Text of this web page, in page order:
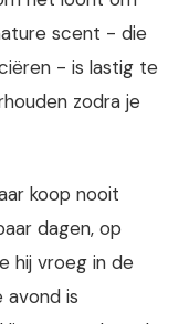
scent - die
- is lastig te
zodra je
koop nooit
dagen, op
hij vroeg in de
avond is